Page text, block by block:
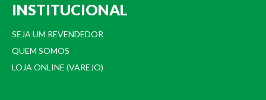
INSTITUCIONAL
SEJA UM REVENDEDOR
QUEM SOMOS
LOJA ONLINE (VAREJO)